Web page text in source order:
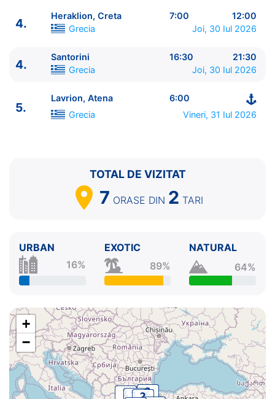
----------------------------------------
1. Lavrion, Atena
Kusadasi Turcia
2.
Patmos Grecia
4.
Heraklion, Creta Grecia
7:00 - 12:00
4.
Santorini Grecia
4.
Heraklion, Creta 7:00
12:00
Grecia
Joi, 30 Iul 2026
4.
Santorini 16:30
21:30
Grecia
Joi, 30 Iul 2026
5.
Lavrion, Atena
6:00
Grecia
Vineri, 31 Iul 2026
TOTAL DE VIZITAT
7 ORASE DIN 2 TARI
URBAN
16%
EXOTIC
89%
NATURAL
64%
+
−